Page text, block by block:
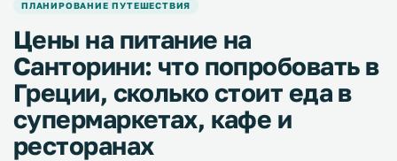
ПЛАНИРОВАНИЕ ПУТЕШЕСТВИЯ
Цены на питание на
Санторини: что попробовать в
Греции, сколько стоит еда в
супермаркетах, кафе и
ресторанах